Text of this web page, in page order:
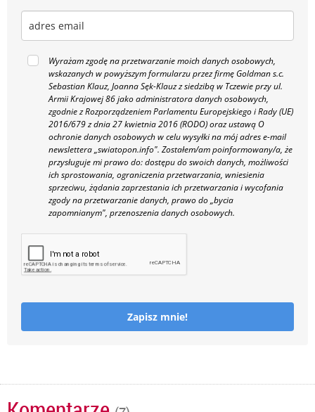
Wyrażam zgodę na przetwarzanie moich danych osobowych,
wskazanych w powyższym formularzu przez firmę Goldman s.c.
Sebastian Klauz, Joanna Sęk-Klauz z siedzibą w Tczewie przy ul.
Armii Krajowej 86 jako administratora danych osobowych,
zgodnie z Rozporządzeniem Parlamentu Europejskiego i Rady (UE)
2016/679 z dnia 27 kwietnia 2016 (RODO) oraz ustawą O
ochronie danych osobowych w celu wysyłki na mój adres e-mail
newslettera „swiatopon.info". Zostałem/am poinformowany/a, że
przysługuje mi prawo do: dostępu do swoich danych, możliwości
ich sprostowania, ograniczenia przetwarzania, wniesienia
sprzeciwu, żądania zaprzestania ich przetwarzania i wycofania
zgody na przetwarzanie danych, prawo do „bycia
zapomnianym", przenoszenia danych osobowych.
Zapisz mnie!